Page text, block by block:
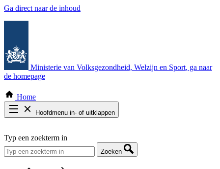
Ga direct naar de inhoud
Ministerie van Volksgezondheid, Welzijn en Sport, ga naar
de homepage
Home
Hoofdmenu in- of uitklappen
Thema COVID-19
Bekijk per bestuursorgaan
Typ een zoekterm in
Zoeken